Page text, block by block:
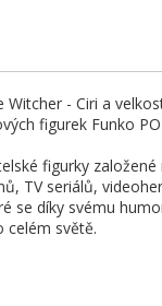
Witcher - Ciri a
figurek Funko
figurky
TV seriálů,
se díky svému
celém světě.